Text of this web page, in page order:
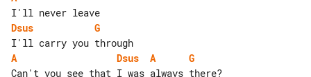
Dsus
G
A
Dsus A
G